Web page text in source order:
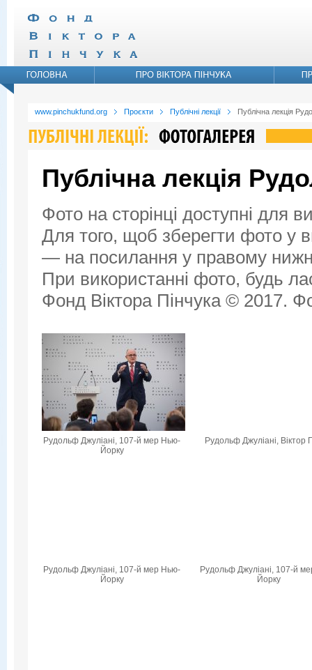
www.pinchukfund.org Проєкти Публічні лекції Публічна лекція
Публічна лекція
Фото на сторінці доступні для
Для того, щоб зберегти фото у
— на посилання у правому
При використанні фото, будь
Фонд Віктора Пінчука © 2017.
Рудольф Джуліані, 107-й мер Нью-
Йорку
Рудольф Джуліані, Віктор
Рудольф Джуліані, 107-й мер Нью-
Йорку
Рудольф Джуліані, 107-й
Йорку